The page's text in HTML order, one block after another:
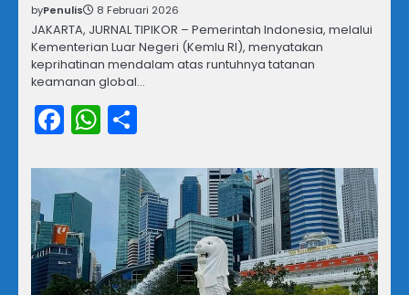
byPenulis 8 Februari 2026
JAKARTA, JURNAL TIPIKOR – Pemerintah Indonesia, melalui
Kementerian Luar Negeri (Kemlu RI), menyatakan
keprihatinan mendalam atas runtuhnya tatanan
keamanan global…
Facebook
WhatsApp